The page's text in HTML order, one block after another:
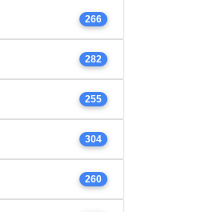
266
282
255
304
260